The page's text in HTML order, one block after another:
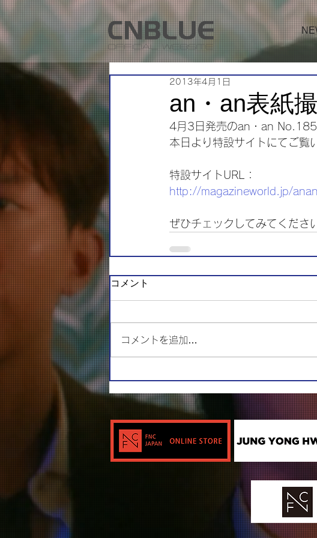
an・an表紙
2013年4月1日
4月3日発売のan・an
本日より特設サイトにてご覧
特設サイトURL：
http://magazineworld.jp/
ぜひチェックしてみてくださ
コメント
コメントを追加…